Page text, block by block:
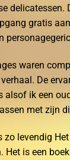
gratis
waren
De
alsof ik een
met zijn
levendig
Het is een